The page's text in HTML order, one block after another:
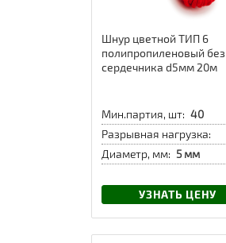
Шнур цветной ТИП 6
полипропиленовый без
сердечника d5мм 20м
Мин.партия, шт: 40
Разрывная нагрузка:
Диаметр, мм: 5 мм
УЗНАТЬ ЦЕНУ